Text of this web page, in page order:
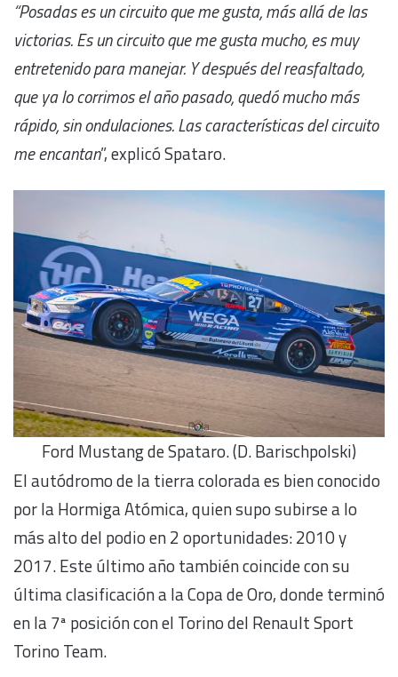
“Posadas es un circuito que me gusta, más allá de las
victorias. Es un circuito que me gusta mucho, es muy
entretenido para manejar. Y después del reasfaltado,
que ya lo corrimos el año pasado, quedó mucho más
rápido, sin ondulaciones. Las características del circuito
me encantan”, explicó Spataro.
Ford Mustang de Spataro. (D. Barischpolski)
El autódromo de la tierra colorada es bien conocido
por la Hormiga Atómica, quien supo subirse a lo
más alto del podio en 2 oportunidades: 2010 y
2017. Este último año también coincide con su
última clasificación a la Copa de Oro, donde terminó
en la 7ª posición con el Torino del Renault Sport
Torino Team.